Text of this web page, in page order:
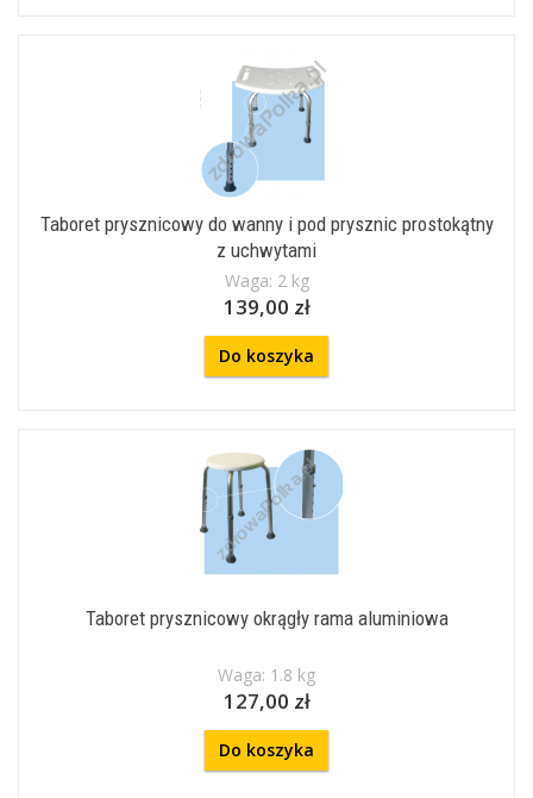
Taboret prysznicowy do wanny i pod prysznic prostokątny
z uchwytami
Waga: 2 kg
139,00 zł
Do koszyka
Taboret prysznicowy okrągły rama aluminiowa
Waga: 1.8 kg
127,00 zł
Do koszyka